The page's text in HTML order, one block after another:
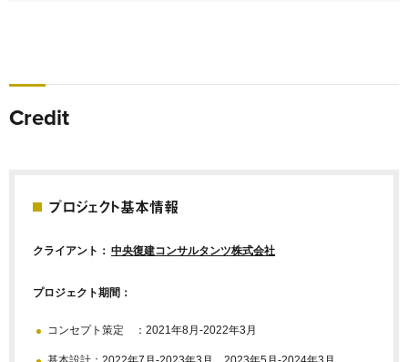
Credit
プロジェクト基本情報
クライアント： 中央復建コンサルタンツ株式会社
プロジェクト期間：
コンセプト策定 ：2021年8月-2022年3月